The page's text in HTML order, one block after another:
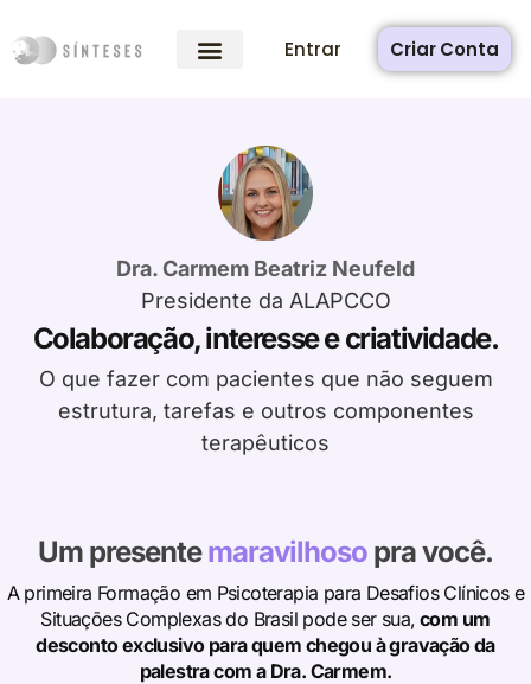
Entrar Criar Conta
Dra. Carmem Beatriz Neufeld
Presidente da ALAPCCO
Colaboração, interesse e criatividade.
O que fazer com pacientes que não seguem
estrutura, tarefas e outros componentes
terapêuticos
Um presentemaravilhoso pra você.
A primeira Formação em Psicoterapia para Desafios Clínicos e
Situaçōes Complexas do Brasil pode ser sua, com um
desconto exclusivo para quem chegou à gravação da
palestra com a Dra. Carmem.